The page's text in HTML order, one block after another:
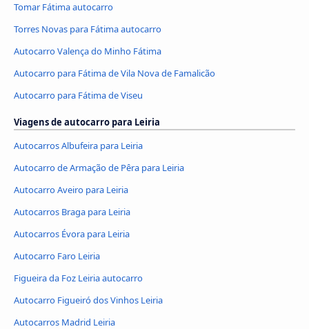
Tomar Fátima autocarro
Torres Novas para Fátima autocarro
Autocarro Valença do Minho Fátima
Autocarro para Fátima de Vila Nova de Famalicão
Autocarro para Fátima de Viseu
Viagens de autocarro para Leiria
Autocarros Albufeira para Leiria
Autocarro de Armação de Pêra para Leiria
Autocarro Aveiro para Leiria
Autocarros Braga para Leiria
Autocarros Évora para Leiria
Autocarro Faro Leiria
Figueira da Foz Leiria autocarro
Autocarro Figueiró dos Vinhos Leiria
Autocarros Madrid Leiria